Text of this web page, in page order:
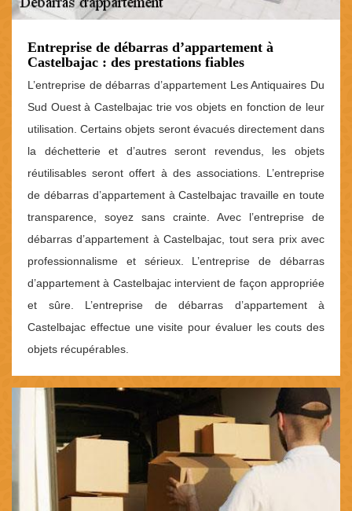
Entreprise de débarras d’appartement à
Castelbajac : des prestations fiables
L’entreprise de débarras d’appartement Les Antiquaires Du
Sud Ouest à Castelbajac trie vos objets en fonction de leur
utilisation. Certains objets seront évacués directement dans
la déchetterie et d’autres seront revendus, les objets
réutilisables seront offert à des associations. L’entreprise
de débarras d’appartement à Castelbajac travaille en toute
transparence, soyez sans crainte. Avec l’entreprise de
débarras d’appartement à Castelbajac, tout sera prix avec
professionnalisme et sérieux. L’entreprise de débarras
d’appartement à Castelbajac intervient de façon appropriée
et sûre. L’entreprise de débarras d’appartement à
Castelbajac effectue une visite pour évaluer les couts des
objets récupérables.